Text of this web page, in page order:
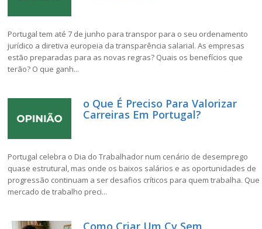
Portugal tem até 7 de junho para transpor para o seu ordenamento
jurídico a diretiva europeia da transparência salarial. As empresas
estão preparadas para as novas regras? Quais os benefícios que
terão? O que ganh...
o Que É Preciso Para Valorizar
Carreiras Em Portugal?
Portugal celebra o Dia do Trabalhador num cenário de desemprego
quase estrutural, mas onde os baixos salários e as oportunidades de
progressão continuam a ser desafios críticos para quem trabalha. Que
mercado de trabalho preci...